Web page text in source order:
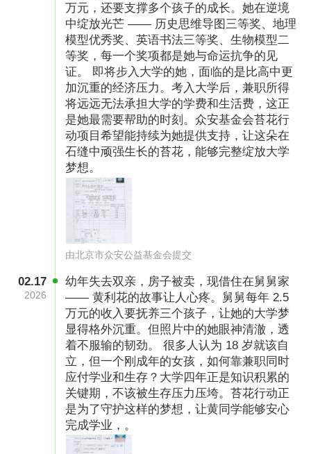
项目最低执行金额：4000元。若最终
所筹善款少于最低可执行金额或有剩余款项，所
筹善款将用于基金会同类型项目执行。
帮扶方案 ：
项目周期：2025年8月-2028年8月 受助对象：欠
发达地区家庭困难且已收到高等学府录取通知书
的女生。
帮扶模式：为符合要求的受助对象提供学费、住
宿费、学习设备及资料等物质支持，给予专业心
理辅导，开展公益研学及就业培训等活动。
执行地点：
万元，还要支撑多个孩子的成长。她在逆境
中绽放光芒 —— 历史思维导图三等奖、地理
模型优秀奖、英语书法三等奖、生物模型二
等奖，每一个奖项都是她与命运抗争的见
证。 即将步入大学的她，面临的是比高中更
加沉重的经济压力。考入大学后，兼职所得
将远远无法承担大学的学费和生活费，这正
是她最需要帮助的时刻。众安基金会苔花行
动项目希望能持续为她提供支持，让这朵在
石缝中顽强生长的苔花，能够完整绽放大学
梦想。
由北京市众安公益基金会提交
02.17
2026
幼年失去双亲，房子被卖，现借住在舅舅家
—— 黄利花的故事让人心疼。舅舅每年 2.5
万元的收入要抚养三个孩子，让她的大学梦
显得格外沉重。但照片中的她眼神清澈，透
着不服输的韧劲。 很多人认为 18 岁就该自
立，但一个刚成年的女孩，如何靠兼职同时
应付学业和生存？大学四年正是知识积累的
关键期，不该被生存压力压垮。苔花行动正
是为了守护这样的梦想，让黄同学能够安心
完成学业，。